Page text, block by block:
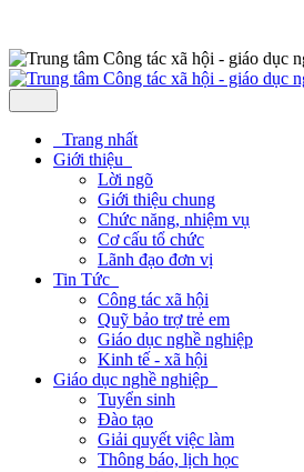
Trang nhất
Giới thiệu
Lời ngõ
Giới thiệu chung
Chức năng, nhiệm vụ
Cơ cấu tổ chức
Lãnh đạo đơn vị
Tin Tức
Công tác xã hội
Quỹ bảo trợ trẻ em
Giáo dục nghề nghiệp
Kinh tế - xã hội
Giáo dục nghề nghiệp
Tuyển sinh
Đào tạo
Giải quyết việc làm
Thông báo, lịch học